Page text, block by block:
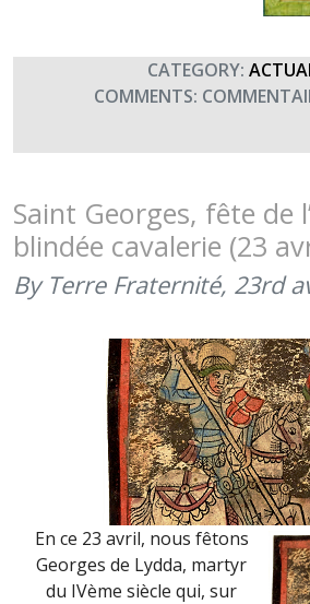
CATEGORY:
COMMENTS:
Saint Georges, fête de
blindée cavalerie (23
By Terre Fraternité, 23rd
En ce 23 avril, nous fêtons
Georges de Lydda, martyr
du IVème siècle qui, sur